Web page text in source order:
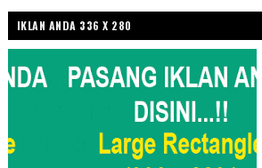
IKLAN ANDA 336 X 280